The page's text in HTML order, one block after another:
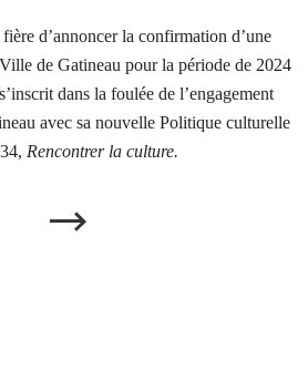
d’annoncer la confirmation d’une
de Gatineau pour la période de 2024
dans la foulée de l’engagement
avec sa nouvelle Politique culturelle
Rencontrer la culture.